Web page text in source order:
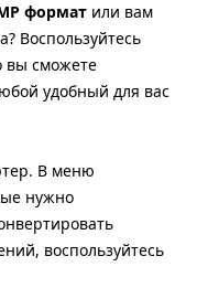
формат или вам
Воспользуйтесь
вы сможете
удобный для вас
В меню
нужно
воспользуйтесь